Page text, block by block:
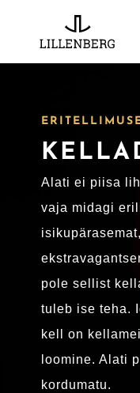
Alati ei piisa
vaja midagi
pole sellist
tuleb ise teha.
kell on
loomine. Alati
kordumatu.